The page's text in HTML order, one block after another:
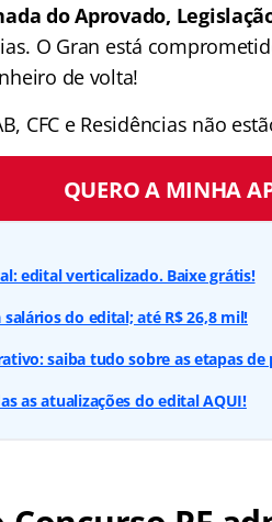
do Aprovado,
O Gran está
de volta!
CFC e Residências não
QUERO A MINHA
edital verticalizado. Baixe grátis!
salários do edital; até R$ 26,8 mil!
saiba tudo sobre as etapas de
as atualizações do edital AQUI!